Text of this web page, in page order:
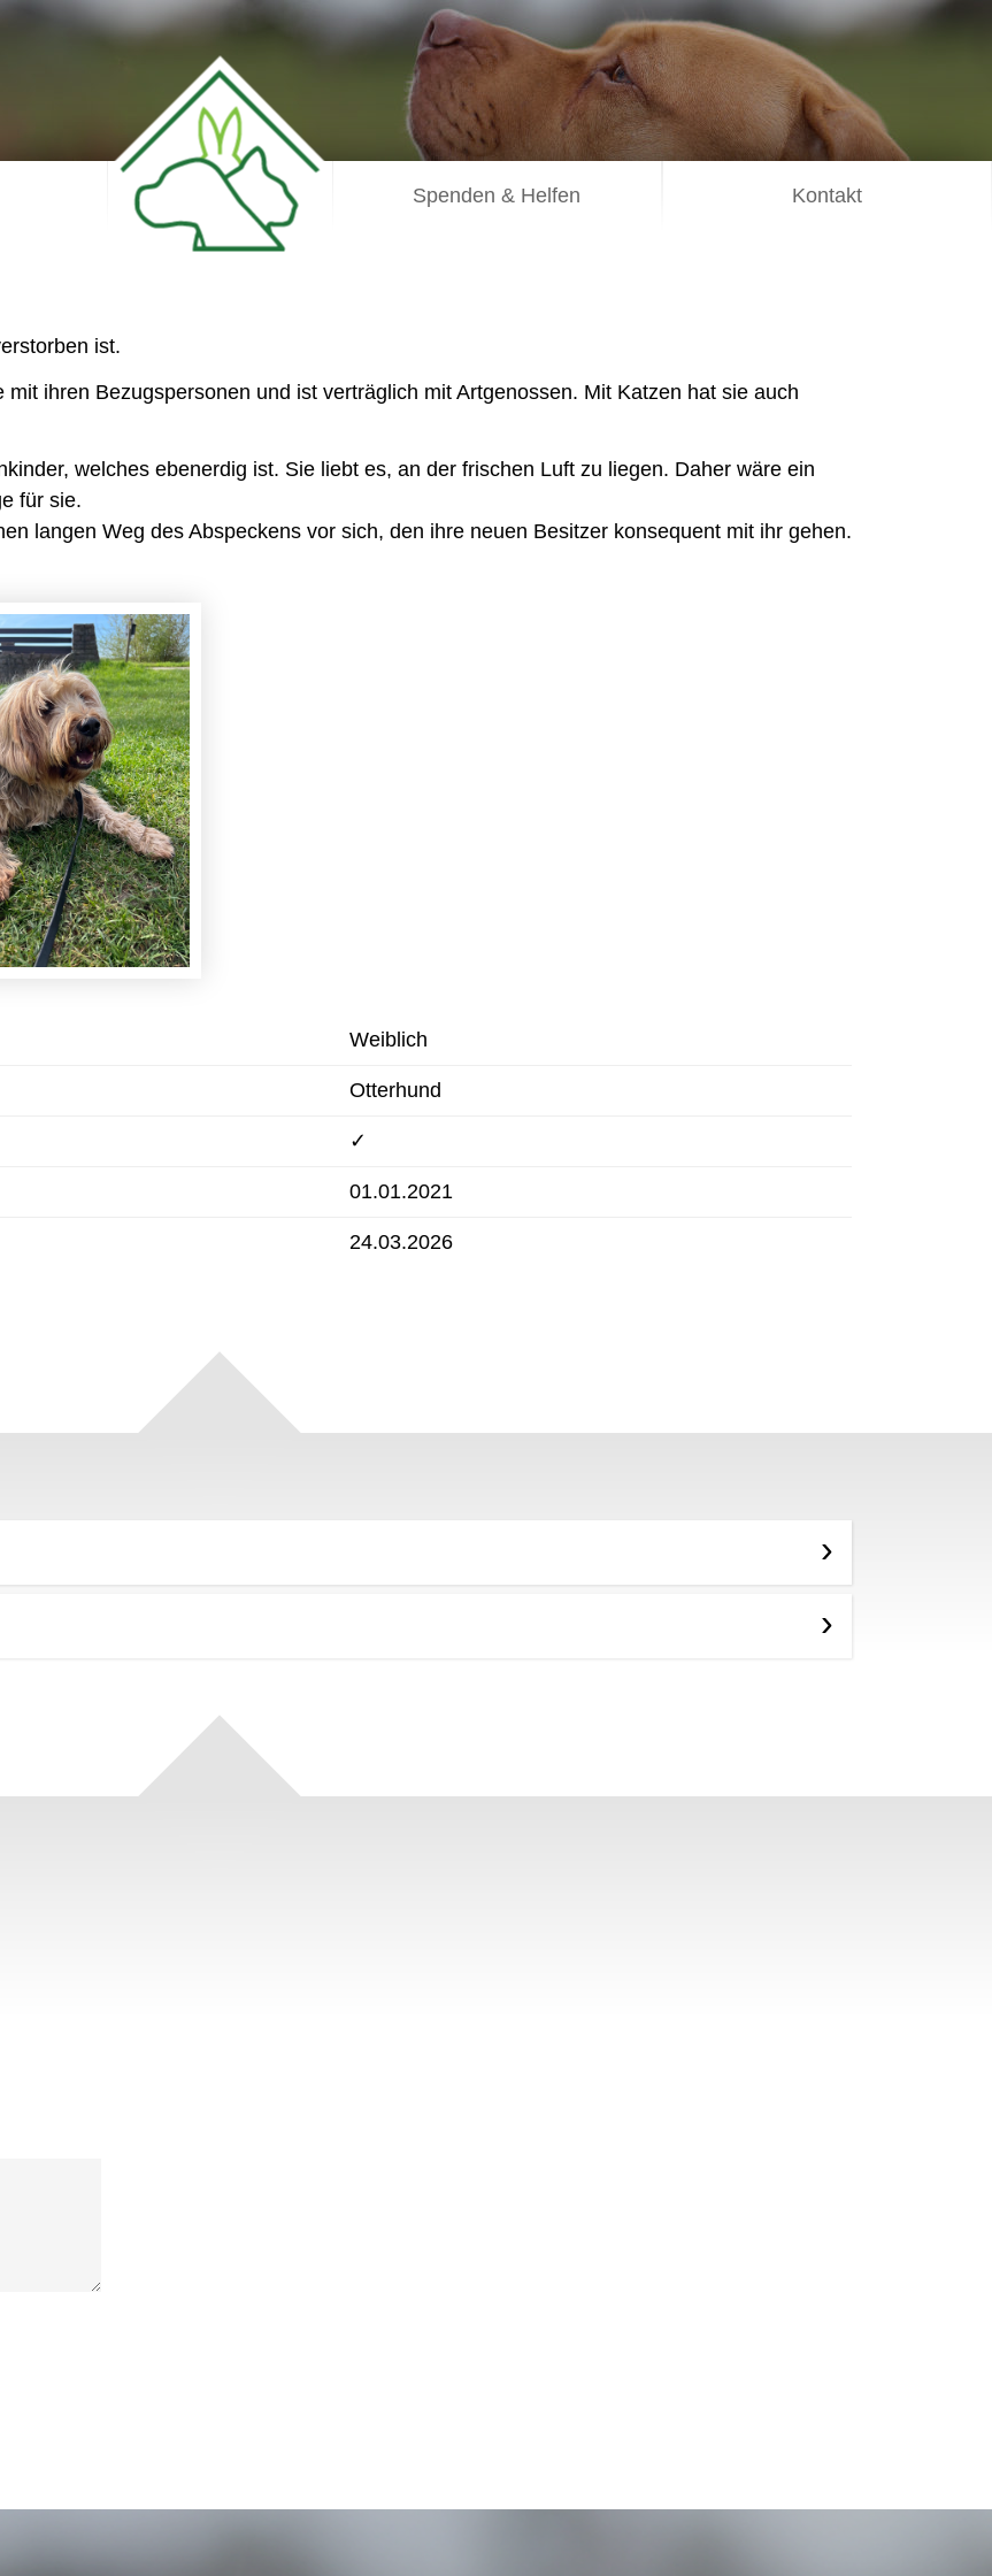
Spenden & Helfen Kontakt
ist.
ihren Bezugspersonen und ist verträglich mit Artgenossen. Mit Katzen hat sie auch
welches ebenerdig ist. Sie liebt es, an der frischen Luft zu liegen. Daher wäre ein
für sie.
langen Weg des Abspeckens vor sich, den ihre neuen Besitzer konsequent mit ihr gehen.
Weiblich
Otterhund
✓
01.01.2021
24.03.2026